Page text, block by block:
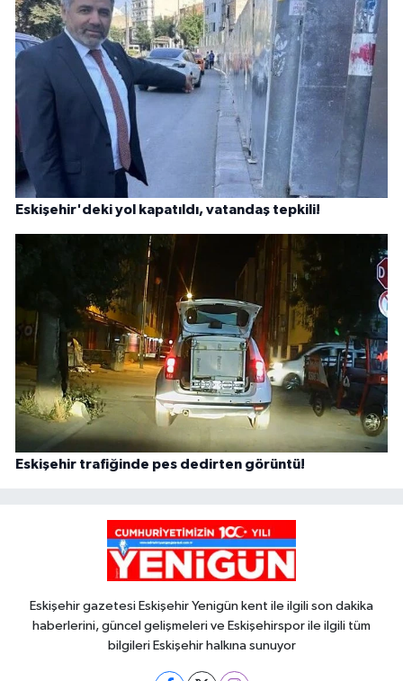
Eskişehir'deki yol kapatıldı, vatandaş tepkili!
Eskişehir trafiğinde pes dedirten görüntü!
Eskişehir gazetesi Eskişehir Yenigün kent ile ilgili son dakika
haberlerini, güncel gelişmeleri ve Eskişehirspor ile ilgili tüm
bilgileri Eskişehir halkına sunuyor